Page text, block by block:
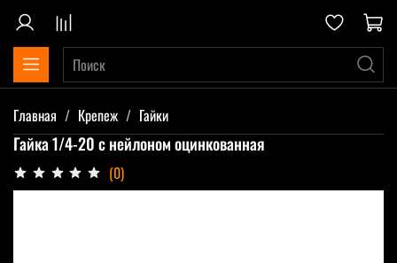
Главная Крепеж Гайки
Гайка 1/4-20 с нейлоном оцинкованная
(0)